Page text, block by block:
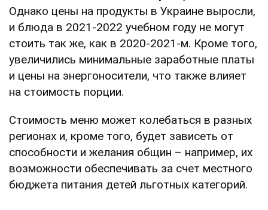
Однако цены на продукты в Украине выросли,
и блюда в 2021-2022 учебном году не могут
стоить так же, как в 2020-2021-м. Кроме того,
увеличились минимальные заработные платы
и цены на энергоносители, что также влияет
на стоимость порции.
Стоимость меню может колебаться в разных
регионах и, кроме того, будет зависеть от
способности и желания общин – например, их
возможности обеспечивать за счет местного
бюджета питания детей льготных категорий.